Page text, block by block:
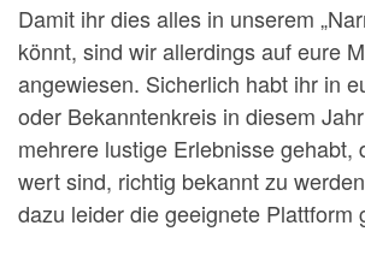
Damit ihr dies alles in unserem
könnt, sind wir allerdings auf eure
angewiesen. Sicherlich habt ihr in
oder Bekanntenkreis in diesem
mehrere lustige Erlebnisse gehabt,
wert sind, richtig bekannt zu
dazu leider die geeignete Plattform